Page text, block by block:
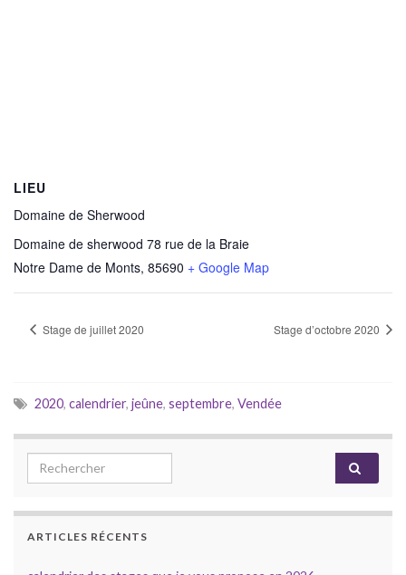
LIEU
Domaine de Sherwood
Domaine de sherwood 78 rue de la Braie
Notre Dame de Monts, 85690 + Google Map
Stage de juillet 2020 Stage d’octobre 2020
2020, calendrier, jeûne, septembre, Vendée
Search for:
ARTICLES RÉCENTS